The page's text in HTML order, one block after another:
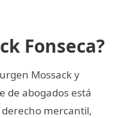
Fonseca?
Mossack y
de abogados está
mercantil,